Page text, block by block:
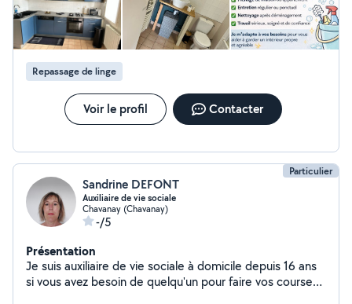
Repassage de linge
Voir le profil Contacter
Particulier
Sandrine DEFONT
Auxiliaire de vie sociale
Chavanay (Chavanay)
-/5
Présentation
Je suis auxiliaire de vie sociale à domicile depuis 16 ans
si vous avez besoin de quelqu'un pour faire vos courses